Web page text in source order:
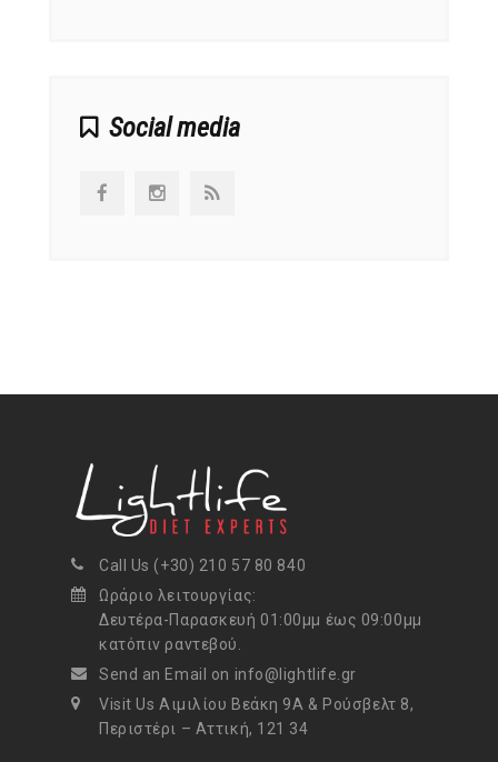
Social media
Call Us (+30) 210 57 80 840
Ωράριο λειτουργίας:
Δευτέρα-Παρασκευή 01:00μμ έως 09:00μμ
κατόπιν ραντεβού.
Send an Email on info@lightlife.gr
Visit Us Αιμιλίου Βεάκη 9Α & Ρούσβελτ 8,
Περιστέρι – Αττική, 121 34